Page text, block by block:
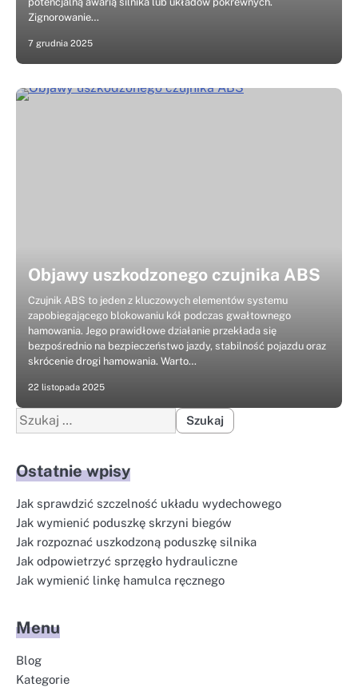
Zignorowanie…
7 grudnia 2025
Objawy uszkodzonego czujnika ABS
Czujnik ABS to jeden z kluczowych elementów systemu
zapobiegającego blokowaniu kół podczas gwałtownego
hamowania. Jego prawidłowe działanie przekłada się
bezpośrednio na bezpieczeństwo jazdy, stabilność pojazdu oraz
skrócenie drogi hamowania. Warto…
22 listopada 2025
Szukaj:
Ostatnie wpisy
Jak sprawdzić szczelność układu wydechowego
Jak wymienić poduszkę skrzyni biegów
Jak rozpoznać uszkodzoną poduszkę silnika
Jak odpowietrzyć sprzęgło hydrauliczne
Jak wymienić linkę hamulca ręcznego
Menu
Blog
Kategorie